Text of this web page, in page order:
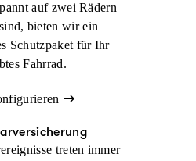
auf zwei Rädern
bieten wir ein
Schutzpaket für Ihr
Fahrrad.
treten immer